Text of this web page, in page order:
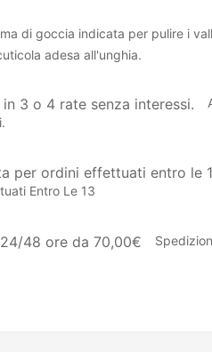
di goccia indicata per pulire i
adesa all'unghia.
Entro Le 13